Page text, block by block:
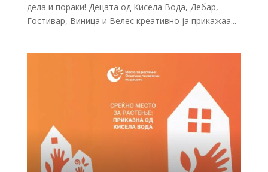
дела и пораки! Децата од Кисела Вода, Дебар,
Гостивар, Виница и Велес креативно ја прикажаа...